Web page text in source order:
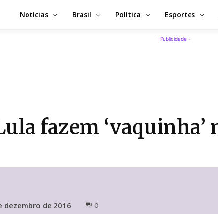
Notícias Brasil Política Esportes
-Publicidade -
fazem
dezembro de 2016 0